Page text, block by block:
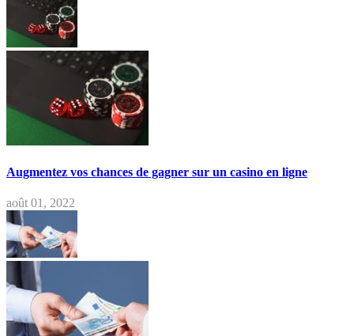
Augmentez vos chances de gagner sur un casino en ligne
août 01, 2022